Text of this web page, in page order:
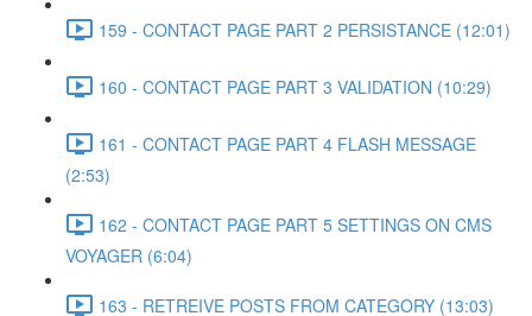
159 - CONTACT PAGE PART 2 PERSISTANCE (12:01)
160 - CONTACT PAGE PART 3 VALIDATION (10:29)
161 - CONTACT PAGE PART 4 FLASH MESSAGE
(2:53)
162 - CONTACT PAGE PART 5 SETTINGS ON CMS
VOYAGER (6:04)
163 - RETREIVE POSTS FROM CATEGORY (13:03)